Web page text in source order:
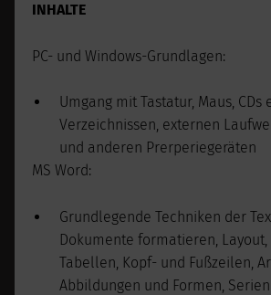
INHALTE
PC- und Windows-Grundlagen:
Umgang mit Tastatur, Maus, CDs
Verzeichnissen, externen
und anderen Prerperiegeräten
MS Word:
Grundlegende Techniken der
Dokumente formatieren, Layout,
Tabellen, Kopf- und Fußzeilen,
Abbildungen und Formen,